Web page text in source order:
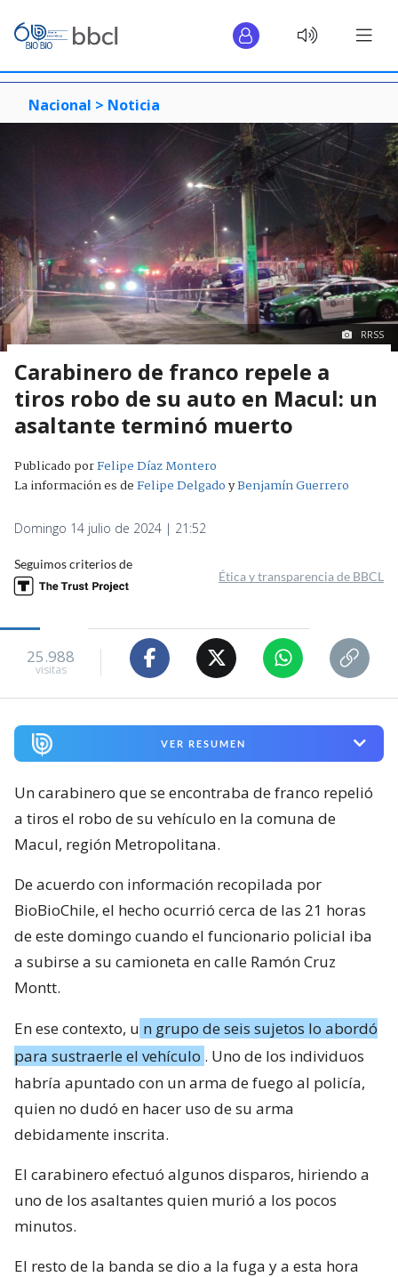
Nacional > Noticia
RRSS
Carabinero de franco repele a
tiros robo de su auto en Macul: un
asaltante terminó muerto
Publicado porFelipe Díaz Montero
La información es deFelipe DelgadoyBenjamín Guerrero
Domingo 14 julio de 2024 | 21:52
Seguimos criterios de
Ética y transparencia de BBCL
25.988
visitas
VER RESUMEN
Un carabinero que se encontraba de franco repelió
a tiros el robo de su vehículo en la comuna de
Macul, región Metropolitana.
De acuerdo con información recopilada por
BioBioChile, el hecho ocurrió cerca de las 21 horas
de este domingo cuando el funcionario policial iba
a subirse a su camioneta en calle Ramón Cruz
Montt.
En ese contexto, u n grupo de seis sujetos lo abordó
para sustraerle el vehículo . Uno de los individuos
habría apuntado con un arma de fuego al policía,
quien no dudó en hacer uso de su arma
debidamente inscrita.
El carabinero efectuó algunos disparos, hiriendo a
uno de los asaltantes quien murió a los pocos
minutos.
El resto de la banda se dio a la fuga y a esta hora